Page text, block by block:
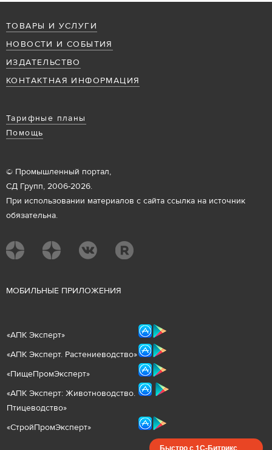
ТОВАРЫ И УСЛУГИ
НОВОСТИ И СОБЫТИЯ
ИЗДАТЕЛЬСТВО
КОНТАКТНАЯ ИНФОРМАЦИЯ
Тарифные планы
Помощь
© Промышленный портал,
СД Групп, 2006-2026.
При использовании материалов с сайта ссылка на источник
обязательна.
МОБИЛЬНЫЕ ПРИЛОЖЕНИЯ
«АПК Эксперт»
«АПК Эксперт. Растениеводство»
«ПищеПромЭксперт»
«АПК Эксперт: Животноводство.
Птицеводство»
«СтройПромЭксперт»
Быстро с 1С-Битрикс